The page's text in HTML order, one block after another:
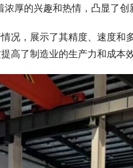
浓厚的兴趣和热情，凸显了
况，展示了其精度、速度和
高了制造业的生产力和成本效